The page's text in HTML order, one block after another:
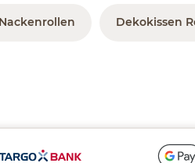
Nackenrollen Dekokissen